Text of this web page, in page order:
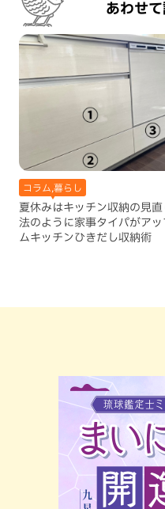
あわせ
コラム,暮らし
夏休みはキッチン収納の見
法のように家事タイパがアッ
ムキッチンひきだし収納術